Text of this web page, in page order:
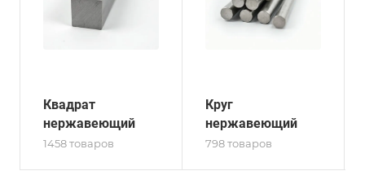
Квадрат
нержавеющий
1458 товаров
Круг
нержавеющий
798 товаров